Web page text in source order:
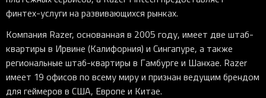
финтех-услуги на развивающихся рынках.
Компания Razer, основанная в 2005 году, имеет две штаб-
квартиры в Ирвине (Калифорния) и Сингапуре, а также
региональные штаб-квартиры в Гамбурге и Шанхае. Razer
имеет 19 офисов по всему миру и признан ведущим брендом
для геймеров в США, Европе и Китае.